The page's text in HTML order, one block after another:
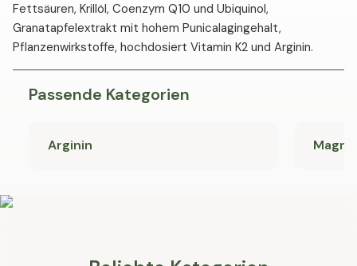
Fettsäuren, Krillöl, Coenzym Q10 und Ubiquinol,
Granatapfelextrakt mit hohem Punicalagingehalt,
Pflanzenwirkstoffe, hochdosiert Vitamin K2 und Arginin.
Passende Kategorien
Arginin